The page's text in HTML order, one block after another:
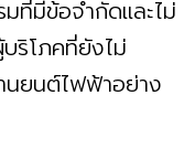
ที่มีข้อจำกัดและไม่
ริโภคที่ยังไม่
นยนต์ไฟฟ้าอย่าง